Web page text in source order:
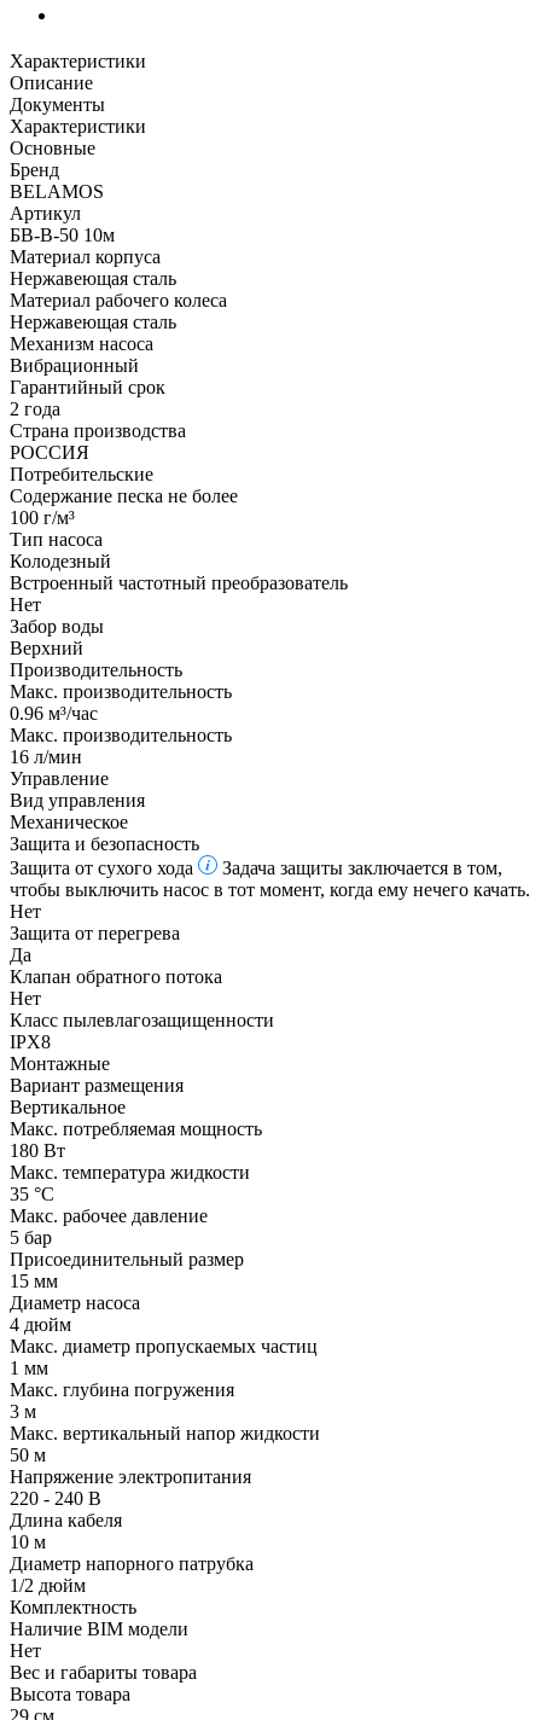
Характеристики
Описание
Документы
Характеристики
Основные
Бренд
BELAMOS
Артикул
БВ-В-50 10м
Материал корпуса
Нержавеющая сталь
Материал рабочего колеса
Нержавеющая сталь
Механизм насоса
Вибрационный
Гарантийный срок
2 года
Страна производства
РОССИЯ
Потребительские
Содержание песка не более
100 г/м³
Тип насоса
Колодезный
Встроенный частотный преобразователь
Нет
Забор воды
Верхний
Производительность
Макс. производительность
0.96 м³/час
Макс. производительность
16 л/мин
Управление
Вид управления
Механическое
Защита и безопасность
Защита от сухого хода
Задача защиты заключается в том,
чтобы выключить насос в тот момент, когда ему нечего качать.
Нет
Защита от перегрева
Да
Клапан обратного потока
Нет
Класс пылевлагозащищенности
IPX8
Монтажные
Вариант размещения
Вертикальное
Макс. потребляемая мощность
180 Вт
Макс. температура жидкости
35 °С
Макс. рабочее давление
5 бар
Присоединительный размер
15 мм
Диаметр насоса
4 дюйм
Макс. диаметр пропускаемых частиц
1 мм
Макс. глубина погружения
3 м
Макс. вертикальный напор жидкости
50 м
Напряжение электропитания
220 - 240 В
Длина кабеля
10 м
Диаметр напорного патрубка
1/2 дюйм
Комплектность
Наличие BIM модели
Нет
Вес и габариты товара
Высота товара
29 см